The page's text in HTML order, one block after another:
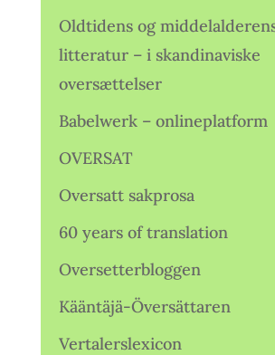
Oldtidens og
litteratur – i skandinaviske
oversættelser
Babelwerk – onlineplatform
OVERSAT
Oversatt sakprosa
60 years of translation
Oversetterbloggen
Kääntäjä-Översättaren
Vertalerslexicon